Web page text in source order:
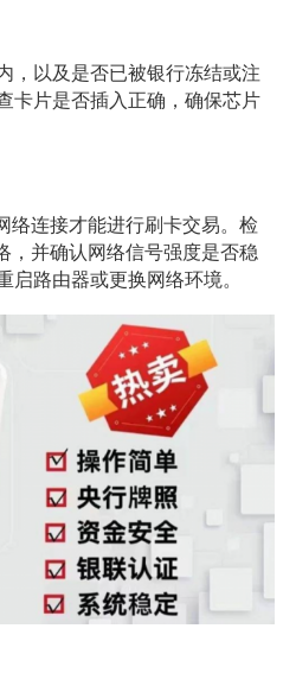
，以及是否已被银行冻结或注
卡片是否插入正确，确保芯片
络连接才能进行刷卡交易。检
，并确认网络信号强度是否稳
启路由器或更换网络环境。